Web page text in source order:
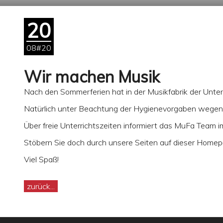
20
08#20
Wir machen Musik
Nach den Sommerferien hat in der Musikfabrik der
Natürlich unter Beachtung der Hygienevorgaben
Über freie Unterrichtszeiten informiert das MuFa Team
Stöbern Sie doch durch unsere Seiten auf dieser
Viel Spaß!
zurück...